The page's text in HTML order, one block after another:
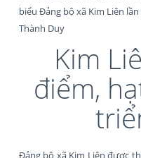
biểu Đảng bộ xã Kim Liên
Thành Duy
Kim
điểm,
Đảng bộ xã Kim Liên được